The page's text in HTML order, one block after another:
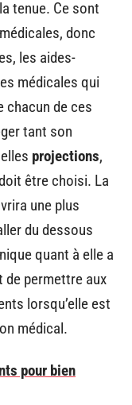
tenue. Ce sont
donc
les aides-
médicales qui
chacun de ces
tant son
projections,
être choisi. La
une plus
du dessous
quant à elle a
de permettre aux
lorsqu’elle est
médical.
pour bien